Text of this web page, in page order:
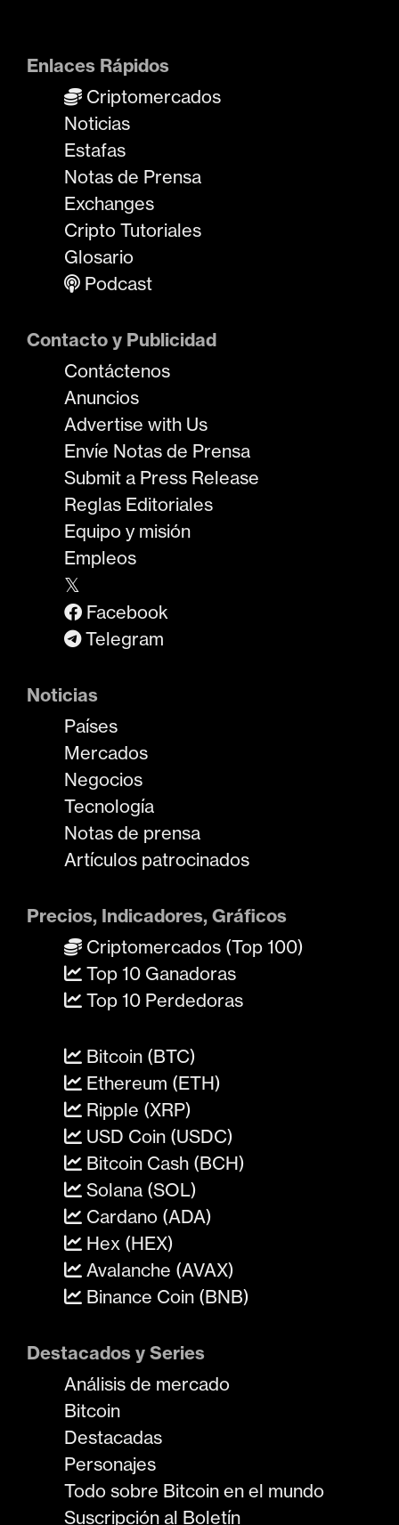
Enlaces Rápidos
Criptomercados
Noticias
Estafas
Notas de Prensa
Exchanges
Cripto Tutoriales
Glosario
Podcast
Contacto y Publicidad
Contáctenos
Anuncios
Advertise with Us
Envíe Notas de Prensa
Submit a Press Release
Reglas Editoriales
Equipo y misión
Empleos
𝕏
Facebook
Telegram
Noticias
Países
Mercados
Negocios
Tecnología
Notas de prensa
Artículos patrocinados
Precios, Indicadores, Gráficos
Criptomercados (Top 100)
Top 10 Ganadoras
Top 10 Perdedoras
Bitcoin (BTC)
Ethereum (ETH)
Ripple (XRP)
USD Coin (USDC)
Bitcoin Cash (BCH)
Solana (SOL)
Cardano (ADA)
Hex (HEX)
Avalanche (AVAX)
Binance Coin (BNB)
Destacados y Series
Análisis de mercado
Bitcoin
Destacadas
Personajes
Todo sobre Bitcoin en el mundo
Suscripción al Boletín